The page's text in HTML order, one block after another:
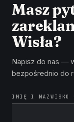
Masz
Wisła?
Napisz do nas —
bezpośrednio do
IMIĘ I NAZWISKO